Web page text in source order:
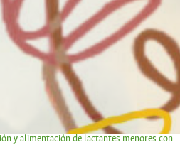
y alimentación de lactantes menores con